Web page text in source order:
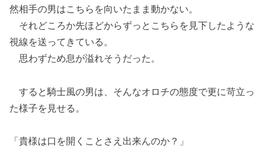
然相手の男はこちらを向いたまま動かない。
それどころか先ほどからずっとこちらを見下したような
視線を送ってきている。
思わずため息が溢れそうだった。
すると騎士風の男は、そんなオロチの態度で更に苛立っ
た様子を見せる。
「貴様は口を開くことさえ出来んのか？」